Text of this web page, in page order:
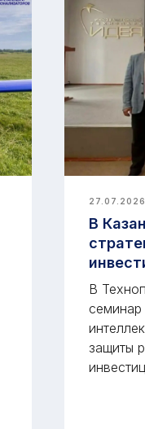
27.07.2026
В
В
защиты